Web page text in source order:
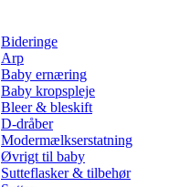
Bideringe
Arp
Baby ernæring
Baby kropspleje
Bleer & bleskift
D-dråber
Modermælkserstatning
Øvrigt til baby
Sutteflasker & tilbehør